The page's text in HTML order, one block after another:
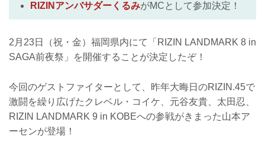
RIZINアンバサダーくるみがMCとして参加決定！
2月23日（祝・金）福岡県内にて「RIZIN LANDMARK 8 in
SAGA前夜祭」を開催することが決定したぞ！
今回のゲストファイターとして、昨年大晦日のRIZIN.45で
激闘を繰り広げたクレベル・コイケ、元谷友貴、太田忍、
RIZIN LANDMARK 9 in KOBEへの参戦がきまった山本ア
ーセンが登場！